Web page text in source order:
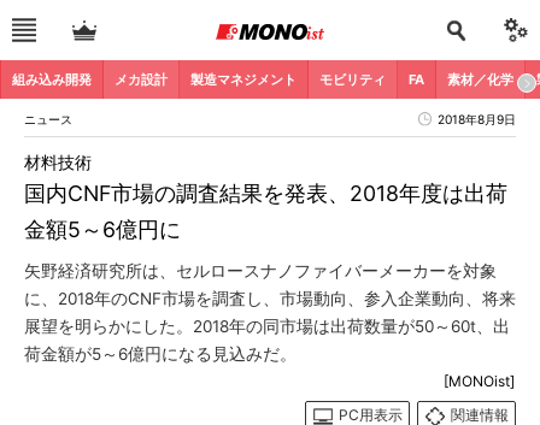
組み込み開発 メカ設計 製造マネジメント モビリティ FA 素材／化学
ニュース 2018年8月9日
国内CNF市場の調査結果を発表、2018年度は出荷
金額5～6億円に
材料技術
矢野経済研究所は、セルロースナノファイバーメーカーを対象
に、2018年のCNF市場を調査し、市場動向、参入企業動向、将来
展望を明らかにした。2018年の同市場は出荷数量が50～60t、出
荷金額が5～6億円になる見込みだ。
[MONOist]
PC用表示
関連情報